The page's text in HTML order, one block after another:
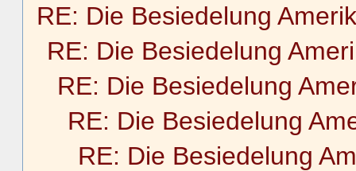
RE: Die Besiedelung
RE: Die Besiedelung
RE: Die Besiedelung
RE: Die Besiedelung
RE: Die Besiedelung